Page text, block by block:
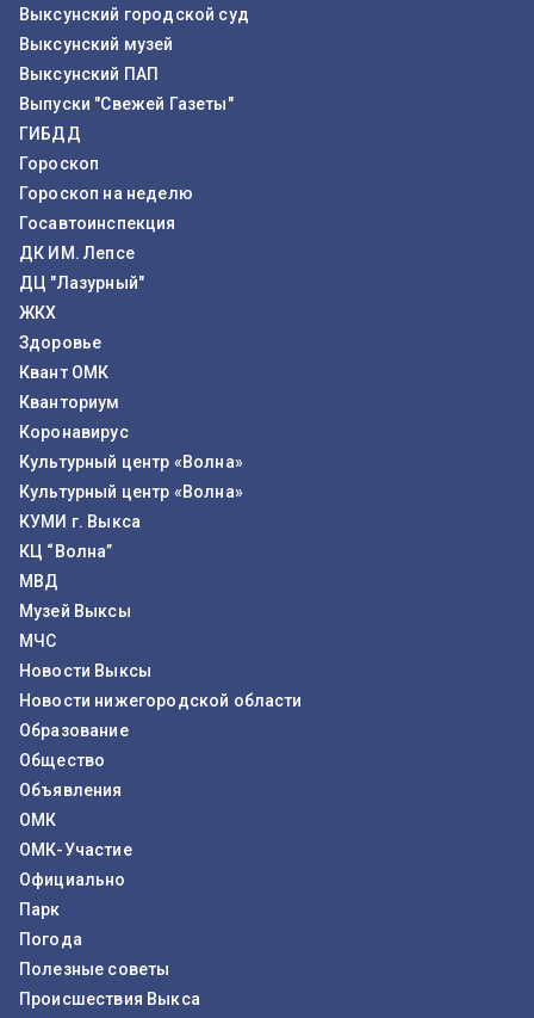
Выксунский городской суд
Выксунский музей
Выксунский ПАП
Выпуски "Свежей Газеты"
ГИБДД
Гороскоп
Гороскоп на неделю
Госавтоинспекция
ДК ИМ. Лепсе
ДЦ "Лазурный"
ЖКХ
Здоровье
Квант ОМК
Кванториум
Коронавирус
Культурный центр «Волна»
Культурный центр «Волна»
КУМИ г. Выкса
КЦ “Волна”
МВД
Музей Выксы
МЧС
Новости Выксы
Новости нижегородской области
Образование
Общество
Объявления
ОМК
ОМК-Участие
Официально
Парк
Погода
Полезные советы
Происшествия Выкса